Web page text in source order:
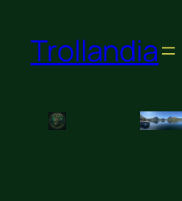
Trollandia